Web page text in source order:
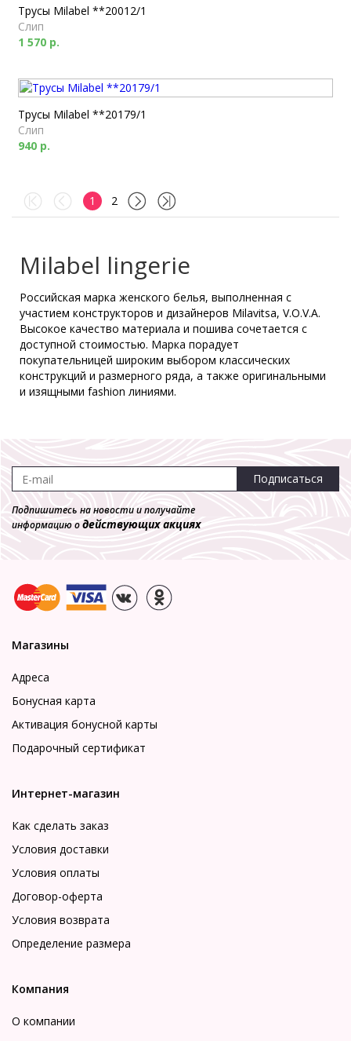
Трусы Milabel **20012/1
Слип
1 570 р.
Трусы Milabel **20179/1
Слип
940 р.
1 2
Milabel lingerie
Российская марка женского белья, выполненная с
участием конструкторов и дизайнеров Milavitsa, V.O.V.A.
Высокое качество материала и пошива сочетается с
доступной стоимостью. Марка порадует
покупательницей широким выбором классических
конструкций и размерного ряда, а также оригинальными
и изящными fashion линиями.
Подписаться
Подпишитесь на новости и получайте
информацию одействующих акциях
Магазины
Адреса
Бонусная карта
Активация бонусной карты
Подарочный сертификат
Интернет-магазин
Как сделать заказ
Условия доставки
Условия оплаты
Договор-оферта
Условия возврата
Определение размера
Компания
О компании